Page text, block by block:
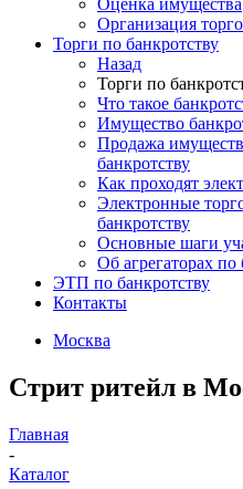
Оценка имущества
Организация
Торги по банкротству
Назад
Торги по
Что такое
Имущество
Продажа
банкротству
Как проходят
Электронные
банкротству
Основные шаги
Об агрегаторах по
ЭТП по банкротству
Контакты
Москва
Стрит ритейл в
Главная
-
Каталог